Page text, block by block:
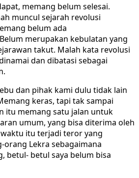
memang belum selesai.
muncul sejarah revolusi
belum ada
merupakan kebulatan yang
takut. Malah kata revolusi
dan dibatasi sebagai
dan pihak kami dulu tidak lain
keras, tapi tak sampai
itu memang satu jalan untuk
umum, yang bisa diterima oleh
itu terjadi teror yang
Lekra sebagaimana
betul- betul saya belum bisa